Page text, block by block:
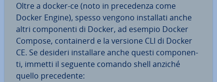
Oltre a docker-ce (noto in pre­ce­den­za come
Docker Engine), spesso vengono in­stal­la­ti anche
altri com­po­nen­ti di Docker, ad esempio Docker
Compose, con­tai­nerd e la versione CLI di Docker
CE. Se desideri in­stal­la­re anche questi com­po­nen­
ti, immetti il seguente comando shell anziché
quello pre­ce­den­te: